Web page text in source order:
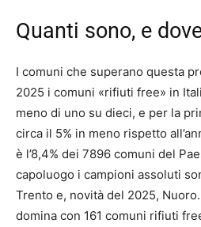
Quanti sono, e
I comuni che superano questa
2025 i comuni «rifiuti free» in
meno di uno su dieci, e per la
circa il 5% in meno rispetto
è l’8,4% dei 7896 comuni del
capoluogo i campioni assoluti
Trento e, novità del 2025,
domina con 161 comuni rifiuti